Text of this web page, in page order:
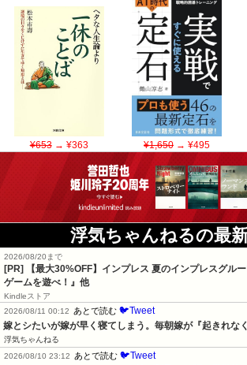
¥653→ ¥363 ¥1,650→ ¥495
浮気ちゃんねるの最
2026/08/20まで
[PR]
【最大30%OFF】インプレス 夏のインプレスグル
ゲームを遊べ！』他
Kindleストア
2026/08/11 00:12
あとで読む 🐦Tweet
嫁とシたいが嫁が早く寝てしまう。毎朝嫁が『起きれな
浮気ちゃんねる
2026/08/10 23:12
あとで読む 🐦Tweet